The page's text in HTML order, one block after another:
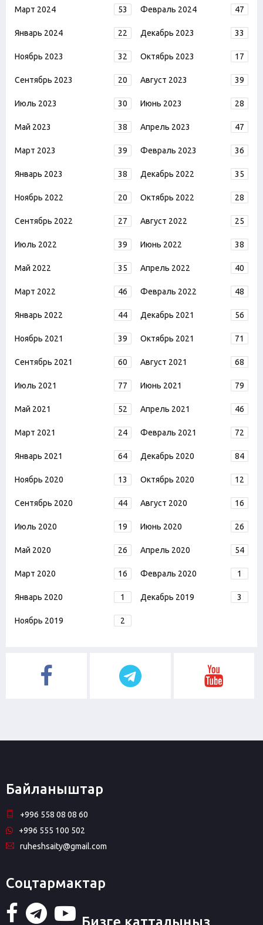
Март 2024 53 Февраль 2024 47
Январь 2024 22 Декабрь 2023 33
Ноябрь 2023 32 Октябрь 2023 17
Сентябрь 2023 20 Август 2023 39
Июль 2023 30 Июнь 2023 28
Май 2023 38 Апрель 2023 47
Март 2023 39 Февраль 2023 36
Январь 2023 38 Декабрь 2022 35
Ноябрь 2022 20 Октябрь 2022 28
Сентябрь 2022 27 Август 2022 25
Июль 2022 39 Июнь 2022 38
Май 2022 35 Апрель 2022 40
Март 2022 46 Февраль 2022 48
Январь 2022 44 Декабрь 2021 56
Ноябрь 2021 39 Октябрь 2021 71
Сентябрь 2021 60 Август 2021 68
Июль 2021 77 Июнь 2021 79
Май 2021 52 Апрель 2021 46
Март 2021 24 Февраль 2021 72
Январь 2021 64 Декабрь 2020 84
Ноябрь 2020 13 Октябрь 2020 12
Сентябрь 2020 44 Август 2020 16
Июль 2020 19 Июнь 2020 26
Май 2020 26 Апрель 2020 54
Март 2020 16 Февраль 2020 1
Январь 2020 1 Декабрь 2019 3
Ноябрь 2019 2
Байланыштар
+996 558 08 08 60
+996 555 100 502
ruheshsaity@gmail.com
Соцтармактар
Бизге катталыңыз